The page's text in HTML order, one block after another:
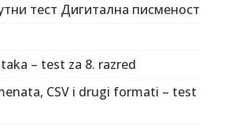
тест Дигитална писменост
– test za 8. razred
CSV i drugi formati – test